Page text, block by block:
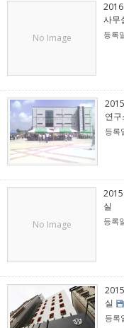
No Image
사무
등록
연
등록
No Image
실
등록
실
등록